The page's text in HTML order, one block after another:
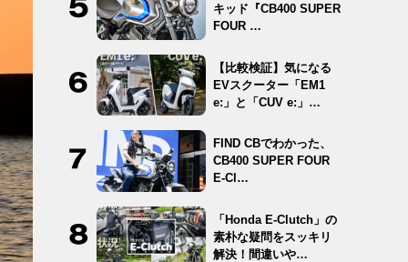
キッド『CB400 SUPER
FOUR …
【比較検証】気になる
EVスクーター「EM1
e:」と「CUV e:」…
FIND CBでわかった、
CB400 SUPER FOUR
E-Cl…
「Honda E-Clutch」の
素朴な疑問をスッキリ
解決！間違いや…